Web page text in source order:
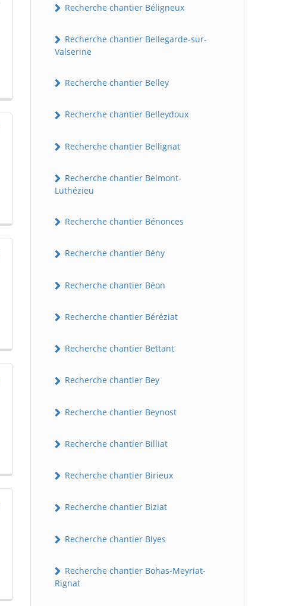
Recherche chantier Béligneux
Recherche chantier Bellegarde-sur-
Valserine
Recherche chantier Belley
Recherche chantier Belleydoux
Recherche chantier Bellignat
Recherche chantier Belmont-
Luthézieu
Recherche chantier Bénonces
Recherche chantier Bény
Recherche chantier Béon
Recherche chantier Béréziat
Recherche chantier Bettant
Recherche chantier Bey
Recherche chantier Beynost
Recherche chantier Billiat
Recherche chantier Birieux
Recherche chantier Biziat
Recherche chantier Blyes
Recherche chantier Bohas-Meyriat-
Rignat